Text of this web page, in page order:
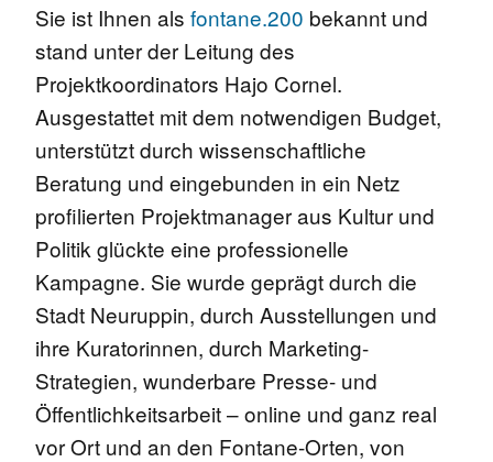
Sie ist Ihnen als fontane.200 bekannt und
stand unter der Leitung des
Projektkoordinators Hajo Cornel.
Ausgestattet mit dem notwendigen Budget,
unterstützt durch wissenschaftliche
Beratung und eingebunden in ein Netz
profilierten Projektmanager aus Kultur und
Politik glückte eine professionelle
Kampagne. Sie wurde geprägt durch die
Stadt Neuruppin, durch Ausstellungen und
ihre Kuratorinnen, durch Marketing-
Strategien, wunderbare Presse- und
Öffentlichkeitsarbeit – online und ganz real
vor Ort und an den Fontane-Orten, von